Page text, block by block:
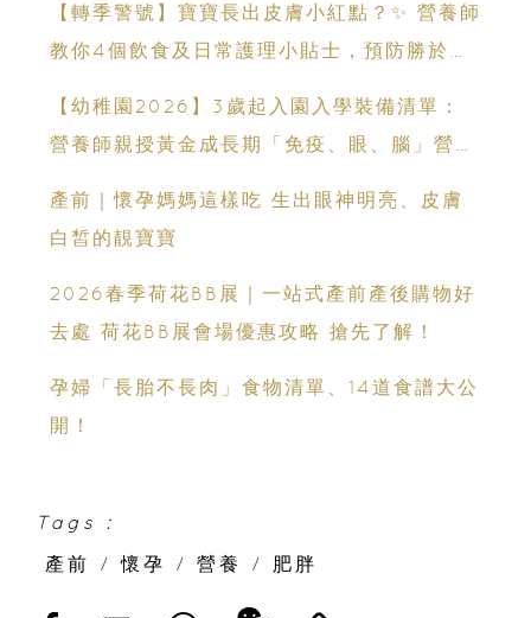
​​【轉季警號】寶寶長出皮膚小紅點？✨ 營養師
教你4個飲食及日常護理小貼士，預防勝於補
【幼稚園2026】3歲起入園入學裝備清單：
營養師親授黃金成長期「免疫、眼、腦」營養
產前｜懷孕媽媽這樣吃 生出眼神明亮、皮膚
白皙的靚寶寶
2026春季荷花BB展｜一站式產前產後購物好
去處 荷花BB展會場優惠攻略 搶先了解！
孕婦「長胎不長肉」食物清單、14道食譜大公
開！
Tags :
產前
/ 懷孕 / 營養 / 肥胖